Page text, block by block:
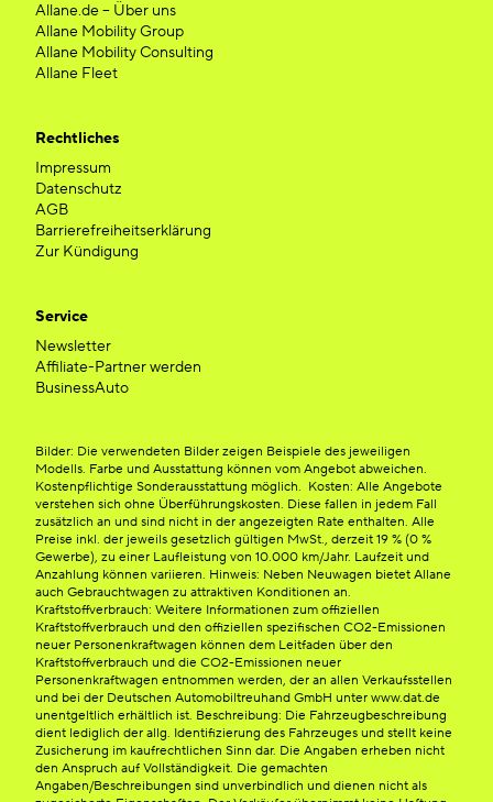
Allane.de – Über uns
Allane Mobility Group
Allane Mobility Consulting
Allane Fleet
Rechtliches
Impressum
Datenschutz
AGB
Barrierefreiheitserklärung
Zur Kündigung
Service
Newsletter
Affiliate-Partner werden
BusinessAuto
Bilder: Die verwendeten Bilder zeigen Beispiele des jeweiligen
Modells. Farbe und Ausstattung können vom Angebot abweichen.
Kostenpflichtige Sonderausstattung möglich. Kosten: Alle Angebote
verstehen sich ohne Überführungskosten. Diese fallen in jedem Fall
zusätzlich an und sind nicht in der angezeigten Rate enthalten. Alle
Preise inkl. der jeweils gesetzlich gültigen MwSt., derzeit 19 % (0 %
Gewerbe), zu einer Laufleistung von 10.000 km/Jahr. Laufzeit und
Anzahlung können variieren. Hinweis: Neben Neuwagen bietet Allane
auch Gebrauchtwagen zu attraktiven Konditionen an.
Kraftstoffverbrauch: Weitere Informationen zum offiziellen
Kraftstoffverbrauch und den offiziellen spezifischen CO2-Emissionen
neuer Personenkraftwagen können dem Leitfaden über den
Kraftstoffverbrauch und die CO2-Emissionen neuer
Personenkraftwagen entnommen werden, der an allen Verkaufsstellen
und bei der Deutschen Automobiltreuhand GmbH unter www.dat.de
unentgeltlich erhältlich ist. Beschreibung: Die Fahrzeugbeschreibung
dient lediglich der allg. Identifizierung des Fahrzeuges und stellt keine
Zusicherung im kaufrechtlichen Sinn dar. Die Angaben erheben nicht
den Anspruch auf Vollständigkeit. Die gemachten
Angaben/Beschreibungen sind unverbindlich und dienen nicht als